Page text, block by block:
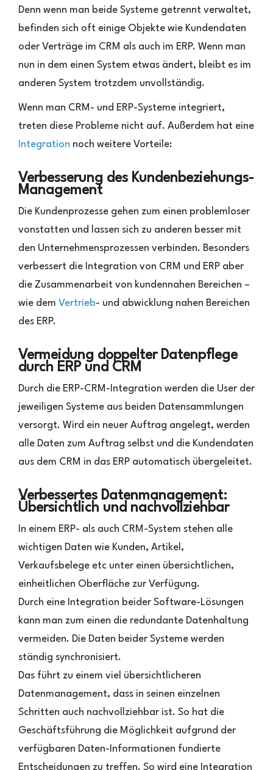
Denn wenn man beide Systeme getrennt verwaltet,
befinden sich oft einige Objekte wie Kundendaten
oder Verträge im CRM als auch im ERP. Wenn man
nun in dem einen System etwas ändert, bleibt es im
anderen System trotzdem unvollständig.
Wenn man CRM- und ERP-Systeme integriert,
treten diese Probleme nicht auf. Außerdem hat eine
Integration noch weitere Vorteile:
Verbesserung des Kundenbeziehungs-
Management
Die Kundenprozesse gehen zum einen problemloser
vonstatten und lassen sich zu anderen besser mit
den Unternehmensprozessen verbinden. Besonders
verbessert die Integration von CRM und ERP aber
die Zusammenarbeit von kundennahen Bereichen –
wie dem Vertrieb- und abwicklung nahen Bereichen
des ERP.
Vermeidung doppelter Datenpflege
durch ERP und CRM
Durch die ERP-CRM-Integration werden die User der
jeweiligen Systeme aus beiden Datensammlungen
versorgt. Wird ein neuer Auftrag angelegt, werden
alle Daten zum Auftrag selbst und die Kundendaten
aus dem CRM in das ERP automatisch übergeleitet.
Verbessertes Datenmanagement:
Übersichtlich und nachvollziehbar
In einem ERP- als auch CRM-System stehen alle
wichtigen Daten wie Kunden, Artikel,
Verkaufsbelege etc unter einen übersichtlichen,
einheitlichen Oberfläche zur Verfügung.
Durch eine Integration beider Software-Lösungen
kann man zum einen die redundante Datenhaltung
vermeiden. Die Daten beider Systeme werden
ständig synchronisiert.
Das führt zu einem viel übersichtlicheren
Datenmanagement, dass in seinen einzelnen
Schritten auch nachvollziehbar ist. So hat die
Geschäftsführung die Möglichkeit aufgrund der
verfügbaren Daten-Informationen fundierte
Entscheidungen zu treffen. So wird eine Integration